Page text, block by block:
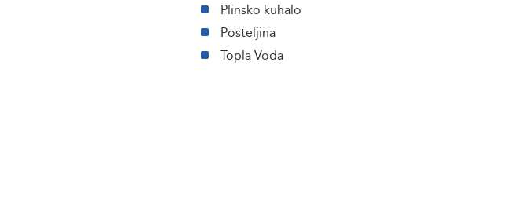
Plinsko kuhalo
Posteljina
Topla Voda